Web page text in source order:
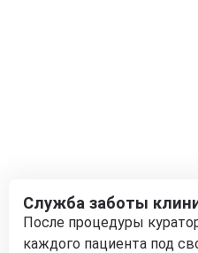
Служба заботы
После процедуры
каждого пациента под